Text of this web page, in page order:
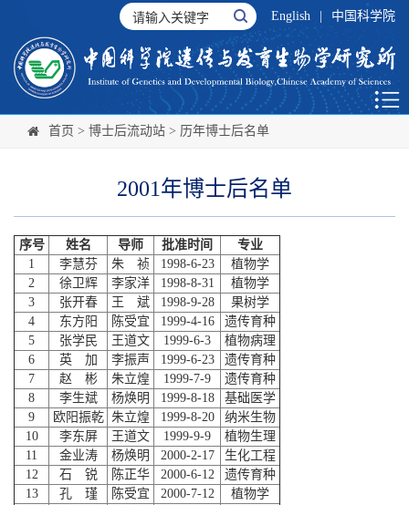
English 中国科学院
首页 > 博士后流动站 > 历年博士后名单
2001年博士后名单
序号 姓名 导师 批准时间
专业
1
李慧芬 朱 祯 1998-6-23
植物学
2
徐卫辉 李家洋 1998-8-31
植物学
3
张开春 王 斌 1998-9-28
果树学
4
东方阳 陈受宜 1999-4-16
遗传育种
5
张学民 王道文 1999-6-3
植物病理
6
英 加 李振声 1999-6-23
遗传育种
7
赵 彬 朱立煌 1999-7-9
遗传育种
8
李生斌 杨焕明 1999-8-18
基础医学
9
欧阳振乾 朱立煌 1999-8-20
纳米生物
10
李东屏 王道文 1999-9-9
植物生理
11
金业涛 杨焕明 2000-2-17
生化工程
12
石 锐 陈正华 2000-6-12
遗传育种
13
孔 瑾 陈受宜 2000-7-12
植物学